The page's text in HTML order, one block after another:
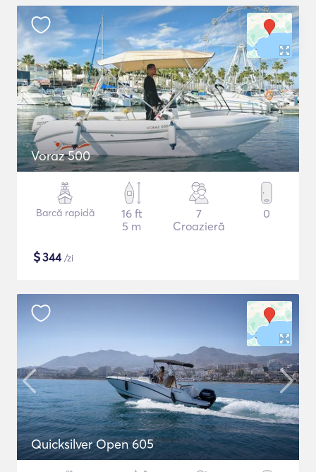
Voraz 500
Barcă rapidă
16 ft
5 m
7
Croazieră
0
$344/zi
Quicksilver Open 605